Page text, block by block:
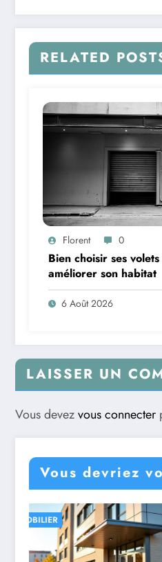
RELATED
Florent 0
Bien choisir ses
améliorer son habitat
6 Août 2026
LAISSER UN
Vous devezvous connecter
Vous devriez
PRATIQUE